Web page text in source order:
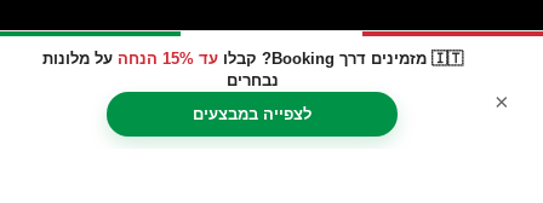
🇮🇹 מזמינים דרך Booking? קבלו עד 15% הנחה
על מלונות
נבחרים
לצפייה במבצעים
×